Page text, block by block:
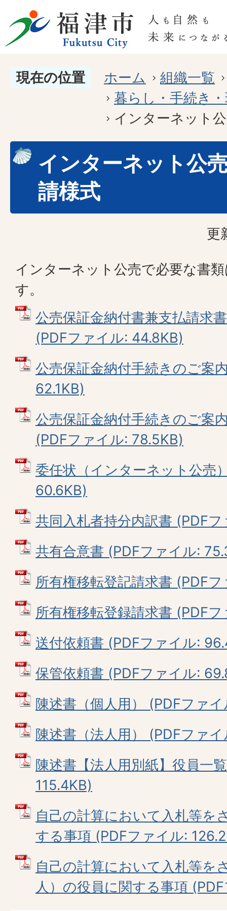
現在の位置 ホーム
組織一覧
暮らし・手続き
インターネット
インターネット公
請様式
更
インターネット公売で必要な書
す。
公売保証金納付書兼支払請求
(PDFファイル: 44.8KB)
公売保証金納付手続きのご案
62.1KB)
公売保証金納付手続きのご案
(PDFファイル: 78.5KB)
委任状（インターネット公売
60.6KB)
共同入札者持分内訳書 (PDF
共有合意書 (PDFファイル:
所有権移転登記請求書 (PDF
所有権移転登録請求書 (PDF
送付依頼書 (PDFファイル:
保管依頼書 (PDFファイル:
陳述書（個人用） (PDFファイ
陳述書（法人用） (PDFファ
陳述書【法人用別紙】役員一
115.4KB)
自己の計算において入札等を
する事項 (PDFファイル:
自己の計算において入札等を
人）の役員に関する事項